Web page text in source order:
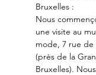
Bruxelles :
Nous
une visite au
mode, 7 rue de
(près de la
Bruxelles).